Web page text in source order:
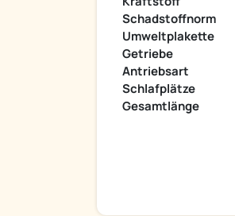
Schadstoffnorm
Umweltplakette
Getriebe
Antriebsart
Schlafplätze
Gesamtlänge